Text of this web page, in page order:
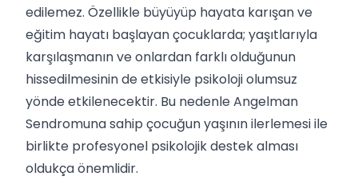
edilemez. Özellikle büyüyüp hayata karışan ve
eğitim hayatı başlayan çocuklarda; yaşıtlarıyla
karşılaşmanın ve onlardan farklı olduğunun
hissedilmesinin de etkisiyle psikoloji olumsuz
yönde etkilenecektir. Bu nedenle Angelman
Sendromuna sahip çocuğun yaşının ilerlemesi ile
birlikte profesyonel psikolojik destek alması
oldukça önemlidir.